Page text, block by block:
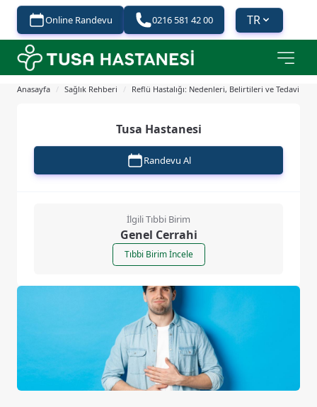
Online Randevu 0216 581 42 00 TR
Anasayfa / Sağlık Rehberi / Reflü Hastalığı: Nedenleri, Belirtileri ve Tedavi
Tusa Hastanesi
Randevu Al
İlgili Tıbbi Birim
Genel Cerrahi
Tıbbi Birim İncele